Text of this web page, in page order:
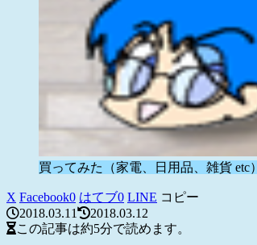
買ってみた（家電、日用品、雑貨 etc）
X Facebook0 はてブ0 LINE コピー
2018.03.11
2018.03.12
この記事は約5分で読めます。